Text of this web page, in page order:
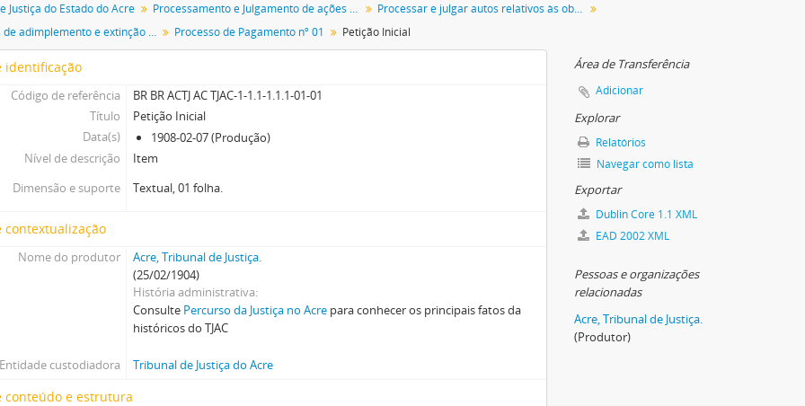
[Item] Auto de embargo e depósito
[Item] Requerimento de pagamento de produtos embargados
[Item] Sentença de Justificação
[Item] Requerimento de desistência de ação de embargo de bens
[Item] Escritura de composição amigável
[Item] Termo de desistência de ação de embargo de bens
[Item] Sentença
[Processo] Processo de Pagamento nº 03
[Subseção] Processar e julgar autos relativos às empresas
[Seção] Processamento e Julgamento de ações relativas ao direito penal
Justiça do Estado do Acre Processamento e Julgamento de ações relativas ao direito civil
Processar e julgar autos relativos às obrigações
Processos de adimplemento e extinção por pagamento
Processo de Pagamento nº 01 Petição Inicial
identificação
Código de referência
BR BR ACTJ AC TJAC-1-1.1-1.1.1-01-01
Título
Petição Inicial
Data(s)
1908-02-07 (Produção)
Nível de descrição
Item
Dimensão e suporte
Textual, 01 folha.
contextualização
Nome do produtor
Acre, Tribunal de Justiça.
(25/02/1904)
História administrativa
Consulte Percurso da Justiça no Acre para conhecer os principais fatos da
históricos do TJAC
Entidade custodiadora Tribunal de Justiça do Acre
conteúdo e estrutura
Área de Transferência
Adicionar
Explorar
Relatórios
Navegar como lista
Exportar
Dublin Core 1.1 XML
EAD 2002 XML
Pessoas e organizações
relacionadas
Acre, Tribunal de Justiça.
(Produtor)